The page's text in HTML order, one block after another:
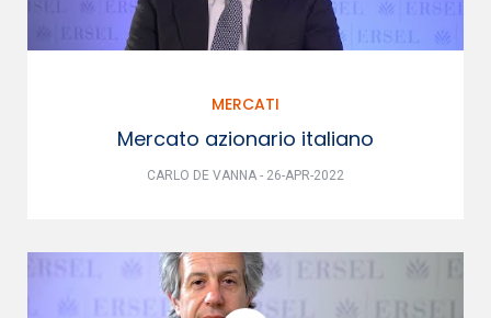
MERCATI
Mercato azionario italiano
CARLO DE VANNA - 26-APR-2022